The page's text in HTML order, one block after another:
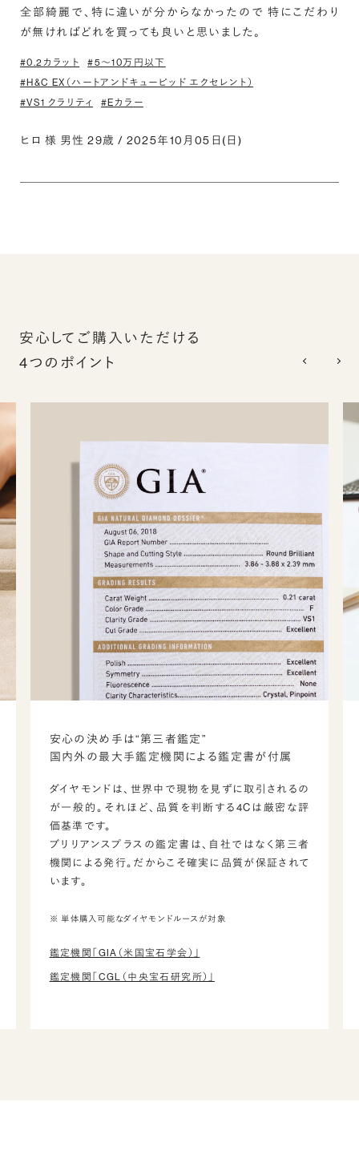
全部綺麗で、特に違いが分からなかったので 特にこだわり
が無ければどれを買っても良いと思いました。
#0.2カラット
#5〜10万円以下
#H&C EX（ハートアンドキューピッド エクセレント）
#VS1 クラリティ
#Eカラー
ヒロ 様 男性 29歳 / 2025年10月05日(日)
安心してご購入いただける
4つのポイント
安心の決め手は“第三者鑑定”
国内外の最大手鑑定機関による鑑定書が付属
ダイヤモンドは、世界中で現物を見ずに取引されるの
が一般的。それほど、品質を判断する4Cは厳密な評
価基準です。
ブリリアンスプラスの鑑定書は、自社ではなく第三者
機関による発行。だからこそ確実に品質が保証されて
います。
※ 単体購入可能なダイヤモンドルースが対象
鑑定機関「GIA（米国宝石学会）」
鑑定機関「CGL（中央宝石研究所）」